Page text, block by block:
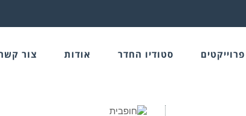
פרוייקטים סטודיו החדר אודות צור